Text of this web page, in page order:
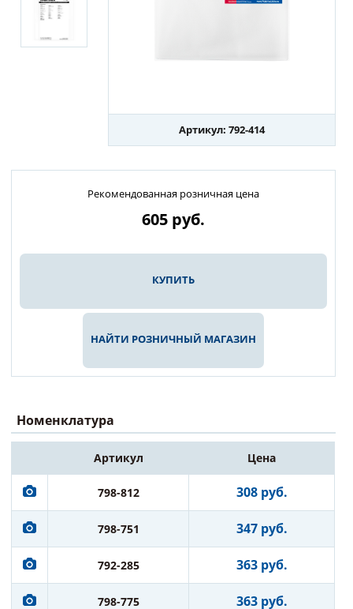
Артикул: 792-414
Рекомендованная розничная цена
605 руб.
КУПИТЬ
НАЙТИ РОЗНИЧНЫЙ МАГАЗИН
Номенклатура
Артикул Цена
798-812 308 руб.
798-751 347 руб.
792-285 363 руб.
798-775 363 руб.